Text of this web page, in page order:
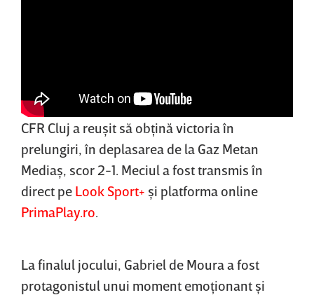
CFR Cluj a reuşit să obţină victoria în
prelungiri, în deplasarea de la Gaz Metan
Mediaş, scor 2-1. Meciul a fost transmis în
direct pe Look Sport+ şi platforma online
PrimaPlay.ro.
La finalul jocului, Gabriel de Moura a fost
protagonistul unui moment emoţionant şi